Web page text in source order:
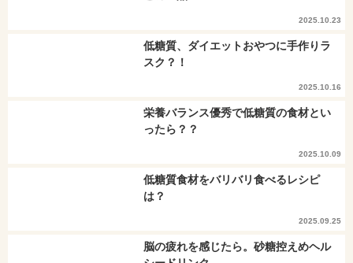
2025.10.23
低糖質、ダイエットおやつに手作りラ
スク？！
2025.10.16
栄養バランス優秀で低糖質の食材とい
ったら？？
2025.10.09
低糖質食材をバリバリ食べるレシピ
は？
2025.09.25
脳の疲れを感じたら。砂糖控えめヘル